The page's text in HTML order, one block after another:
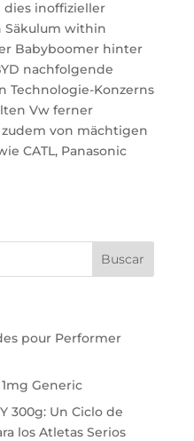
dies inoffizieller
within
Babyboomer hinter
nachfolgende
Technologie-Konzerns
Vw ferner
von mächtigen
CATL, Panasonic
pour Performer
Generic
300g: Un Ciclo de
los Atletas Serios